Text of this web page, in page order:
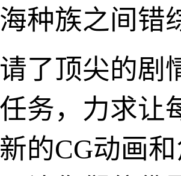
种族之间错
了顶尖的剧
务，力求让
的CG动画